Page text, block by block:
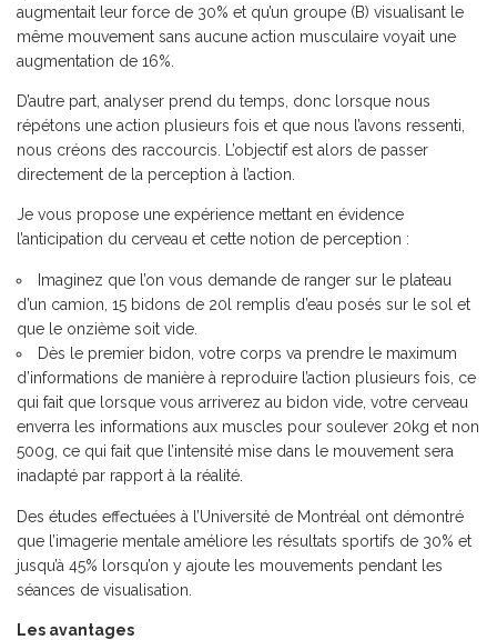
augmentait leur force de 30% et qu’un groupe (B) visualisant le
même mouvement sans aucune action musculaire voyait une
augmentation de 16%.
D’autre part, analyser prend du temps, donc lorsque nous
répétons une action plusieurs fois et que nous l’avons ressenti,
nous créons des raccourcis. L’objectif est alors de passer
directement de la perception à l’action.
Je vous propose une expérience mettant en évidence
l’anticipation du cerveau et cette notion de perception :
Imaginez que l’on vous demande de ranger sur le plateau
d’un camion, 15 bidons de 20l remplis d’eau posés sur le sol et
que le onzième soit vide.
Dès le premier bidon, votre corps va prendre le maximum
d’informations de manière à reproduire l’action plusieurs fois, ce
qui fait que lorsque vous arriverez au bidon vide, votre cerveau
enverra les informations aux muscles pour soulever 20kg et non
500g, ce qui fait que l’intensité mise dans le mouvement sera
inadapté par rapport à la réalité.
Des études effectuées à l’Université de Montréal ont démontré
que l’imagerie mentale améliore les résultats sportifs de 30% et
jusqu’à 45% lorsqu’on y ajoute les mouvements pendant les
séances de visualisation.
Les avantages